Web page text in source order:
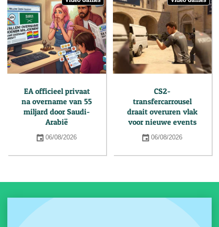
EA officieel privaat
na overname van 55
miljard door Saudi-
Arabië
06/08/2026
CS2-
transfercarrousel
draait overuren vlak
voor nieuwe events
06/08/2026